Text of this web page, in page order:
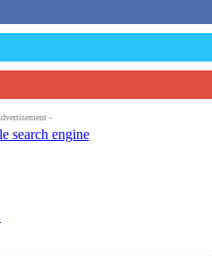
-